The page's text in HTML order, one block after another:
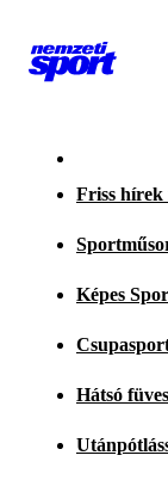
Friss hírek
Képes
Hátsó füves